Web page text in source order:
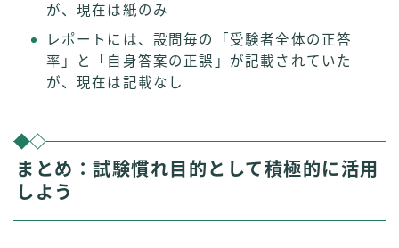
が、現在は紙のみ
レポートには、設問毎の「受験者全体の正答
率」と「自身答案の正誤」が記載されていた
が、現在は記載なし
まとめ：試験慣れ目的として積極的に活用
しよう